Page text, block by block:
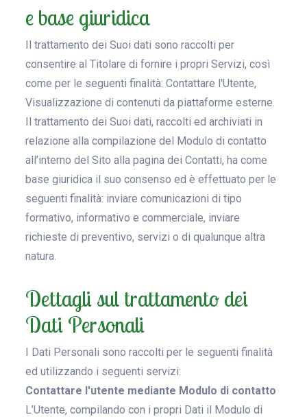
e base giuridica
Il trattamento dei Suoi dati sono raccolti per
consentire al Titolare di fornire i propri Servizi, così
come per le seguenti finalità: Contattare l'Utente,
Visualizzazione di contenuti da piattaforme esterne.
Il trattamento dei Suoi dati, raccolti ed archiviati in
relazione alla compilazione del Modulo di contatto
all’interno del Sito alla pagina dei Contatti, ha come
base giuridica il suo consenso ed è effettuato per le
seguenti finalità: inviare comunicazioni di tipo
formativo, informativo e commerciale, inviare
richieste di preventivo, servizi o di qualunque altra
natura.
Dettagli sul trattamento dei
Dati Personali
I Dati Personali sono raccolti per le seguenti finalità
ed utilizzando i seguenti servizi:
Contattare l'utente mediante Modulo di contatto
L’Utente, compilando con i propri Dati il Modulo di